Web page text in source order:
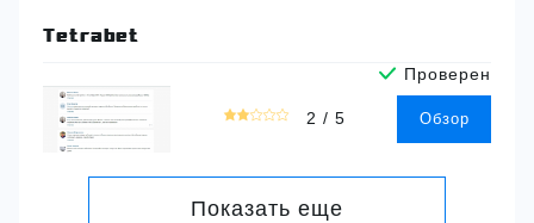
Tetrabet
Проверен
2,0
2 / 5 Обзор
Показать еще